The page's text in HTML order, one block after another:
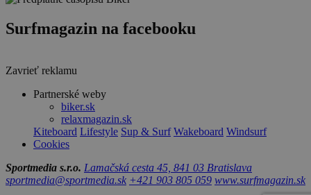
Surfmagazin na facebooku
Zavrieť reklamu
Partnerské weby
biker.sk
relaxmagazin.sk
Kiteboard Lifestyle Sup & Surf Wakeboard Windsurf
Cookies
Sportmedia s.r.o. Lamačská cesta 45, 841 03 Bratislava
sportmedia@sportmedia.sk +421 903 805 059 www.surfmagazin.sk